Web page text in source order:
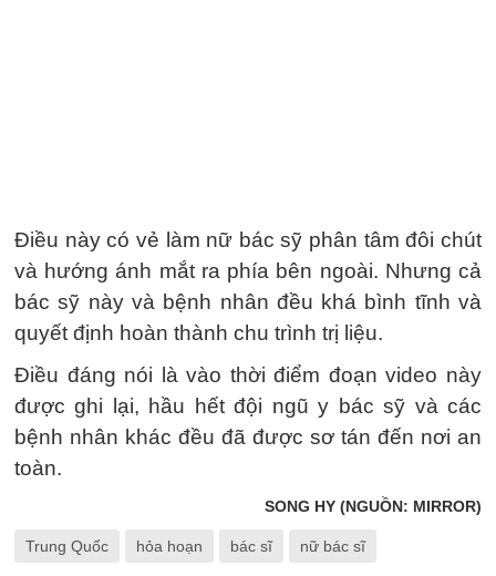
Điều này có vẻ làm nữ bác sỹ phân tâm đôi chút
và hướng ánh mắt ra phía bên ngoài. Nhưng cả
bác sỹ này và bệnh nhân đều khá bình tĩnh và
quyết định hoàn thành chu trình trị liệu.
Điều đáng nói là vào thời điểm đoạn video này
được ghi lại, hầu hết đội ngũ y bác sỹ và các
bệnh nhân khác đều đã được sơ tán đến nơi an
toàn.
SONG HY (NGUỒN: MIRROR)
Trung Quốc hỏa hoạn bác sĩ nữ bác sĩ